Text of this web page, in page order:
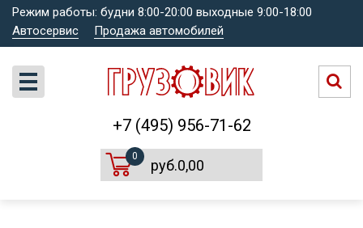
Режим работы: будни 8:00-20:00 выходные 9:00-18:00
Автосервис
Продажа автомобилей
+7 (495) 956-71-62
0
руб.0,00